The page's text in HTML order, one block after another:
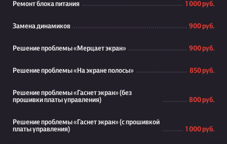
Ремонт блока питания 1 000 руб.
Замена динамиков 900 руб.
Решение проблемы «Мерцает экран» 900 руб.
Решение проблемы «На экране полосы» 850 руб.
Решение проблемы «Гаснет экран» (без
прошивки платы управления)
800 руб.
Решение проблемы «Гаснет экран» (с прошивкой
платы управления)
1 000 руб.